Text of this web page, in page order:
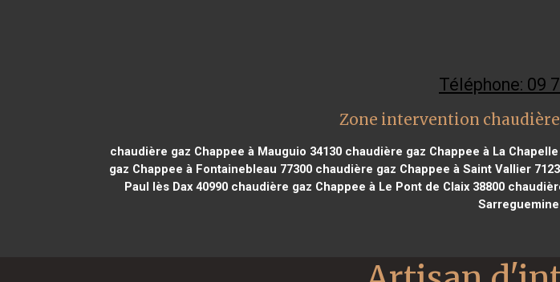
Téléphone: 09
Zone intervention chaudière
chaudière gaz Chappee à Mauguio 34130 chaudière gaz Chappee à La
gaz Chappee à Fontainebleau 77300chaudière gaz Chappee à Saint Vallier
Paul lès Dax 40990 chaudière gaz Chappee à Le Pont de Claix 38800